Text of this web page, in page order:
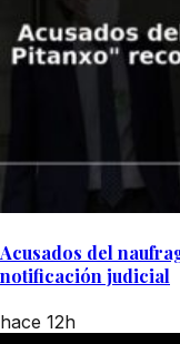
Acusados del
notificación judicial
hace 12h